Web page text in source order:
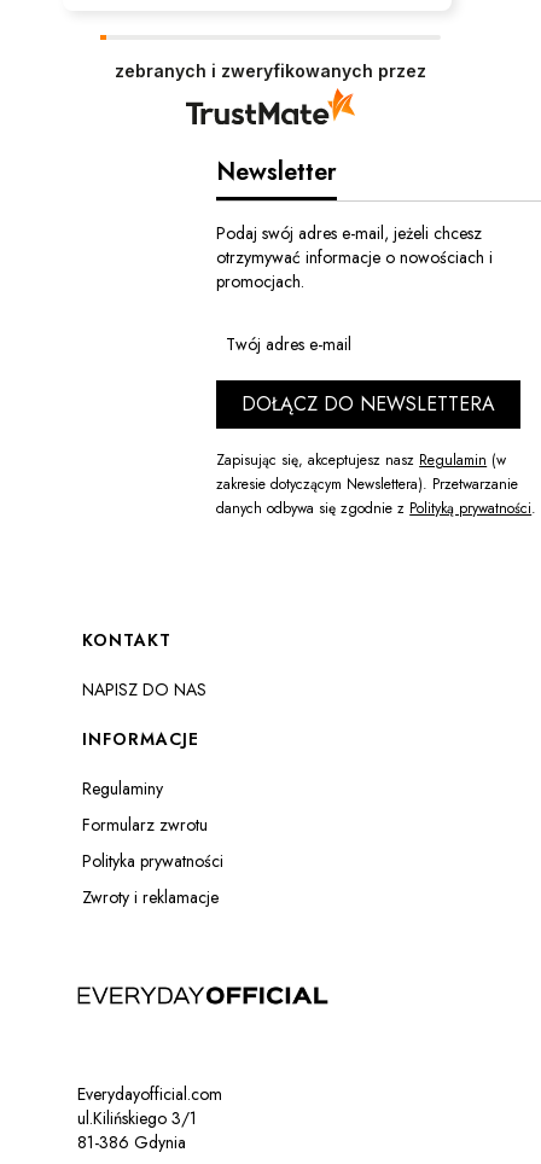
zebranych i zweryfikowanych przez
Newsletter
Podaj swój adres e-mail, jeżeli chcesz
otrzymywać informacje o nowościach i
promocjach.
Twój adres e-mail
DOŁĄCZ DO NEWSLETTERA
Zapisując się, akceptujesz nasz Regulamin (w
zakresie dotyczącym Newslettera). Przetwarzanie
danych odbywa się zgodnie z Polityką prywatności.
Linki w stopce
KONTAKT
NAPISZ DO NAS
INFORMACJE
Regulaminy
Formularz zwrotu
Polityka prywatności
Zwroty i reklamacje
Everydayofficial.com
ul.Kilińskiego 3/1
81-386 Gdynia